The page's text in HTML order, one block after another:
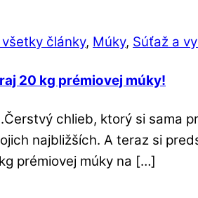
články, Múky, Súťaž a
20 kg prémiovej múky!
chlieb, ktorý si sama
najbližších. A teraz si
prémiovej múky na […]